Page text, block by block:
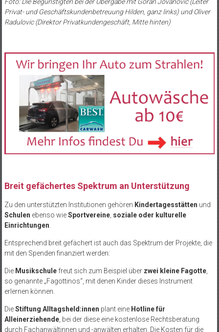
Privat- und Geschäftskundenbetreuung Hilden, ganz links) und Oliver
Radulovic (Direktor Privatkundengeschäft, Mitte hinten)
Breit gefächertes Spektrum an Unterstützung
Zu den unterstützten Institutionen gehören Kindertagesstätten und
Schulen ebenso wieSportvereine, soziale oder kulturelle
Einrichtungen
Entsprechend breit gefächert ist auch das Spektrum der Projekte, die
mit den Spenden finanziert werden:
Die Musikschulefreut sich zum Beispiel über zwei kleine Fagotte,
so genannte „Fagottinos“, mit denen Kinder dieses Instrument
erlernen können.
DieStiftung Alltagsheld:innen plant eine Hotline für
Alleinerziehende, bei der diese eine kostenlose Rechtsberatung
durch Fachanwältinnen und -anwälten erhalten. Die Kosten für die